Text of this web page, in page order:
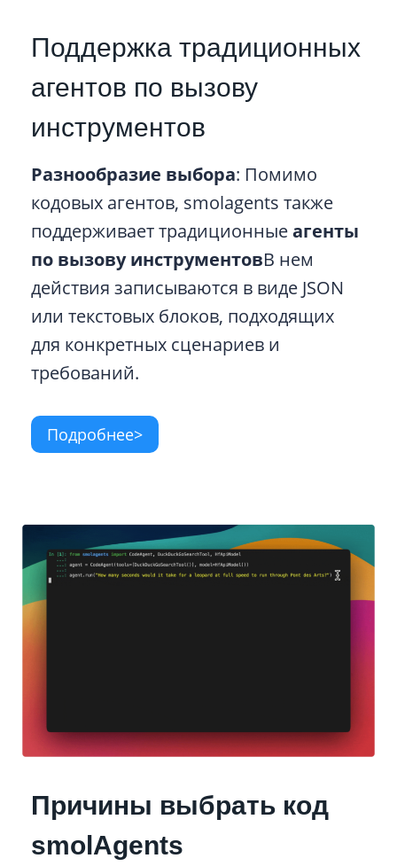
Поддержка традиционных
агентов по вызову
инструментов
Разнообразие выбора: Помимо
кодовых агентов, smolagents также
поддерживает традиционныеагенты
по вызову инструментовВ нем
действия записываются в виде JSON
или текстовых блоков, подходящих
для конкретных сценариев и
требований.
Подробнее>
Причины выбрать код
smolAgents